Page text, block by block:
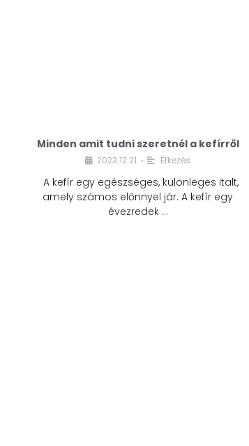
Minden amit tudni szeretnél a kefírről
2023.12.21. • Étkezés
A kefír egy egészséges, különleges italt,
amely számos előnnyel jár. A kefír egy
évezredek …